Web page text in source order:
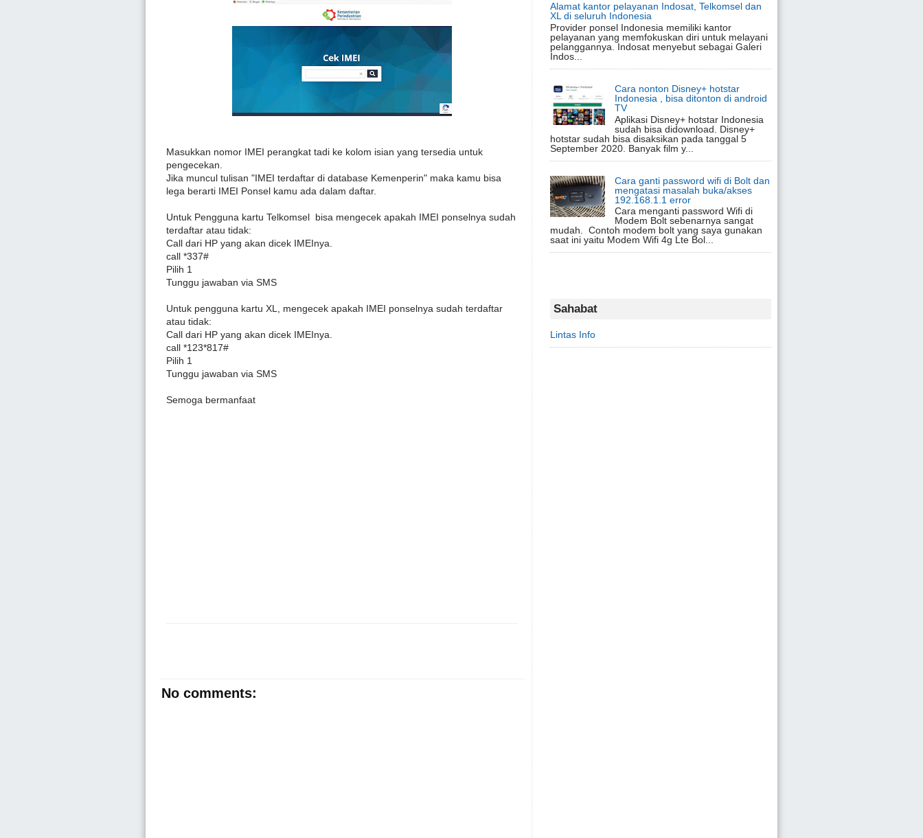
Masukkan nomor IMEI perangkat tadi ke kolom isian yang tersedia untuk
pengecekan.
Jika muncul tulisan "IMEI terdaftar di database Kemenperin" maka kamu bisa
lega berarti IMEI Ponsel kamu ada dalam daftar.
Untuk Pengguna kartu Telkomsel bisa mengecek apakah IMEI ponselnya sudah
terdaftar atau tidak:
Call dari HP yang akan dicek IMEInya.
call *337#
Pilih 1
Tunggu jawaban via SMS
Untuk pengguna kartu XL, mengecek apakah IMEI ponselnya sudah terdaftar
atau tidak:
Call dari HP yang akan dicek IMEInya.
call *123*817#
Pilih 1
Tunggu jawaban via SMS
Semoga bermanfaat
No comments:
Alamat kantor pelayanan Indosat, Telkomsel dan
XL di seluruh Indonesia
Provider ponsel Indonesia memiliki kantor
pelayanan yang memfokuskan diri untuk melayani
pelanggannya. Indosat menyebut sebagai Galeri
Indos...
Cara nonton Disney+ hotstar
Indonesia , bisa ditonton di android
TV
Aplikasi Disney+ hotstar Indonesia
sudah bisa didownload. Disney+
hotstar sudah bisa disaksikan pada tanggal 5
September 2020. Banyak film y...
Cara ganti password wifi di Bolt dan
mengatasi masalah buka/akses
192.168.1.1 error
Cara menganti password Wifi di
Modem Bolt sebenarnya sangat
mudah. Contoh modem bolt yang saya gunakan
saat ini yaitu Modem Wifi 4g Lte Bol...
Sahabat
Lintas Info